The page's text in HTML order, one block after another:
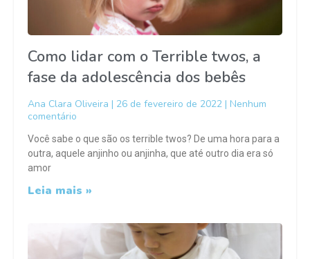
Como lidar com o Terrible twos, a
fase da adolescência dos bebês
Ana Clara Oliveira 26 de fevereiro de 2022
Nenhum
comentário
Você sabe o que são os terrible twos? De uma hora para a
outra, aquele anjinho ou anjinha, que até outro dia era só
amor
Leia mais »